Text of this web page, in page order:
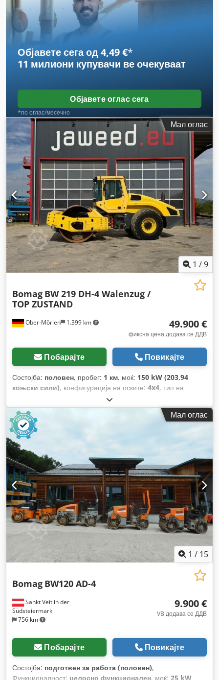
Објавете сега од 4,49 €*
11 милиони купувачи ве очекуваат
Објавете оглас сега
*по оглас/месечно
Мал оглас
1 /9
Ober-Mörlen 1.399 km
Bomag BW 219 DH-4 Walenzug /
TOP ZUSTAND
49.900 €
фиксна цена додава се ДДВ
Побарајте Повикајте
Состојба: половен, пробег: 1 км, моќ: 150 kW (203,94
коњски сили), конфигурација на оските: 4x4, тип на
, Година на изградба:
Мал оглас
1 / 15
Sankt Veit in der
Südsteiermark
756 km
Bomag BW120 AD-4
9.900 €
VB додава се ДДВ
Побарајте Повикајте
Состојба: подготвен за работа (половен),
Функционалност: целосно функционален, моќ: 25 kW